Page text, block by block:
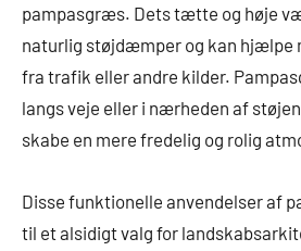
pampasgræs. Dets tætte og høje
naturlig støjdæmper og kan hjælpe
fra trafik eller andre kilder.
langs veje eller i nærheden af
skabe en mere fredelig og rolig
Disse funktionelle anvendelser af
til et alsidigt valg for